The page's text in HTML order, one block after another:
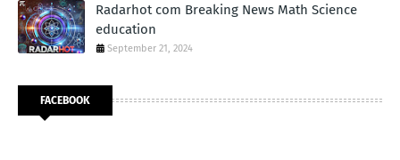
Radarhot com Breaking News Math Science
education
September 21, 2024
FACEBOOK